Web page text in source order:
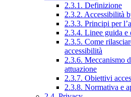
2.3.1. Definizione
2.3.2. Accessibilità
2.3.3. Principi per
2.3.4. Linee guida e
2.3.5. Come
accessibilità
2.3.6. Meccanismo
attuazione
2.3.7. Obiettivi
2.3.8. Normativa e